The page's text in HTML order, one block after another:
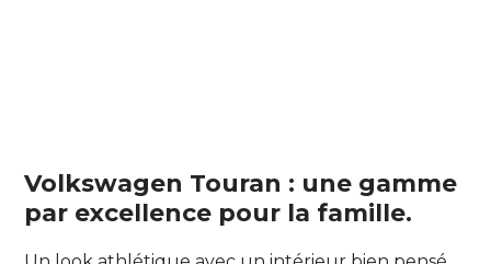
Volkswagen Touran : une gamme
par excellence pour la famille.